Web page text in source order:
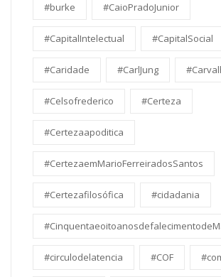
#burke #CaioPradoJunior
#CapitalIntelectual #CapitalSocial
#Caridade #CarlJung
#Celsofrederico #Certeza
#Certezaapoditica
#CertezaemMarioFerreiradosSantos
#Certezafilosófica #cidadania
#circulodelatencia #COF